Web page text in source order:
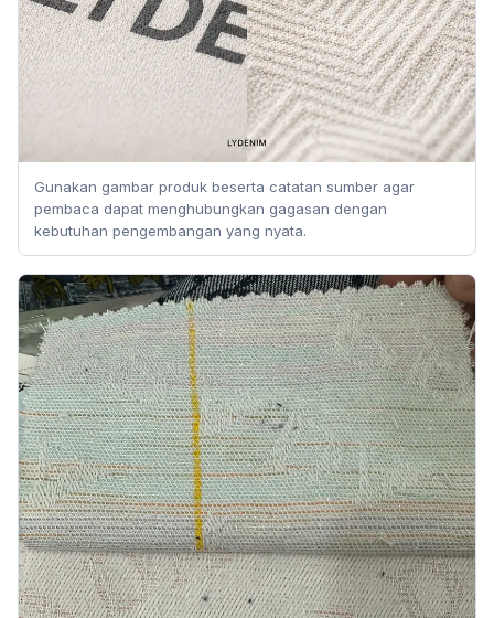
Gunakan gambar produk beserta catatan sumber agar
pembaca dapat menghubungkan gagasan dengan
kebutuhan pengembangan yang nyata.